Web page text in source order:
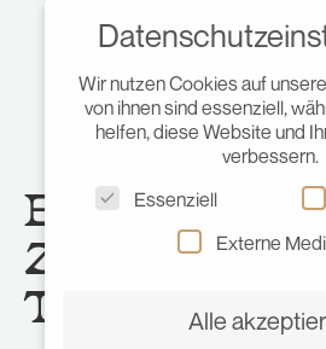
Bastimentos &
Zapatilla –
Toro’s
Wir nutzen Cookies auf
von ihnen sind essenziell,
helfen, diese Website und
verbessern.
Essenziell
Externe
Alle